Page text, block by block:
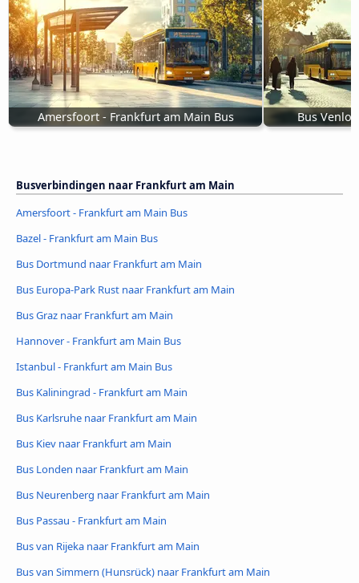
Amersfoort - Frankfurt am Main Bus Bus Venlo
Busverbindingen naar Frankfurt am Main
Amersfoort - Frankfurt am Main Bus
Bazel - Frankfurt am Main Bus
Bus Dortmund naar Frankfurt am Main
Bus Europa-Park Rust naar Frankfurt am Main
Bus Graz naar Frankfurt am Main
Hannover - Frankfurt am Main Bus
Istanbul - Frankfurt am Main Bus
Bus Kaliningrad - Frankfurt am Main
Bus Karlsruhe naar Frankfurt am Main
Bus Kiev naar Frankfurt am Main
Bus Londen naar Frankfurt am Main
Bus Neurenberg naar Frankfurt am Main
Bus Passau - Frankfurt am Main
Bus van Rijeka naar Frankfurt am Main
Bus van Simmern (Hunsrück) naar Frankfurt am Main